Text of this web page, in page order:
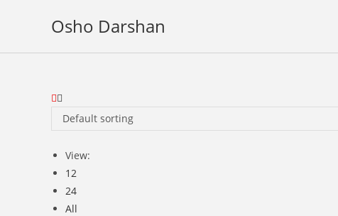
Osho Darshan
Default sorting
View:
12
24
All